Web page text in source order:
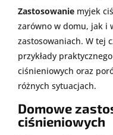
Zastosowanie myjek
zarówno w domu, jak i
zastosowaniach. W tej
przykłady
ciśnieniowych oraz
różnych sytuacjach.
Domowe
ciśnieniowych